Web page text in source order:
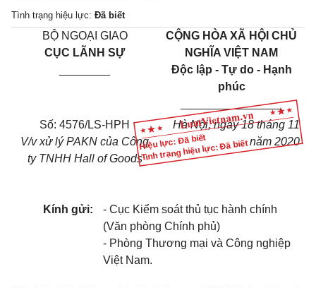
Tình trạng hiệu lực: Đã biết
Hiệu lực: Đã biết
Tình trạng hiệu lực: Đã biết
BỘ NGOẠI GIAO
CỤC LÃNH SỰ
CỘNG HÒA XÃ HỘI CHỦ
NGHĨA VIỆT NAM
Độc lập - Tự do - Hạnh
phúc
________________
Số: 4576/LS-HPH
V/v xử lý PAKN của Công
ty TNHH Hall of Goods
Hà Nội, ngày18tháng 11
năm 2020
Kính gửi: - Cục Kiểm soát thủ tục hành chính
(Văn phòng Chính phủ)
- Phòng Thương mại và Công nghiệp
Việt Nam.